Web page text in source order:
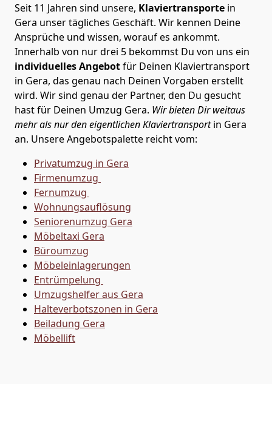
Seit 11 Jahren sind unsere, Klaviertransporte in
Gera unser tägliches Geschäft. Wir kennen Deine
Ansprüche und wissen, worauf es ankommt.
Innerhalb von nur drei 5 bekommst Du von uns ein
individuelles Angebotfür Deinen Klaviertransport
in Gera, das genau nach Deinen Vorgaben erstellt
wird. Wir sind genau der Partner, den Du gesucht
hast für Deinen Umzug Gera. Wir bieten Dir weitaus
mehr als nur den eigentlichen Klaviertransportin Gera
an. Unsere Angebotspalette reicht vom:
Privatumzug in Gera
Firmenumzug
Fernumzug
Wohnungsauflösung
Seniorenumzug Gera
Möbeltaxi Gera
Büroumzug
Möbeleinlagerungen
Entrümpelung
Umzugshelfer aus Gera
Halteverbotszonen in Gera
Beiladung Gera
Möbellift